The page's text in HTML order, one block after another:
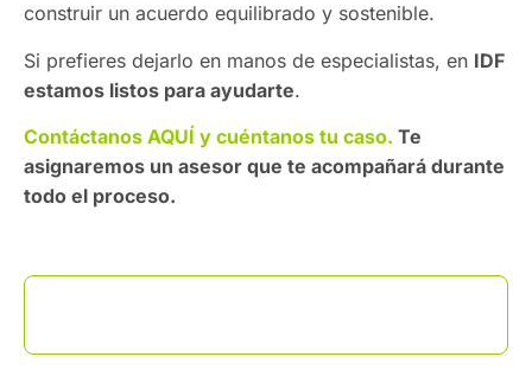
construir un acuerdo equilibrado y sostenible.
Si prefieres dejarlo en manos de especialistas, en IDF
estamos listos para ayudarte.
Contáctanos AQUÍ y cuéntanos tu caso. Te
asignaremos un asesor que te acompañará durante
todo el proceso.